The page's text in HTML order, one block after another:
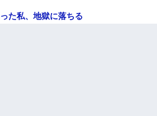
た私、地獄に落ちる